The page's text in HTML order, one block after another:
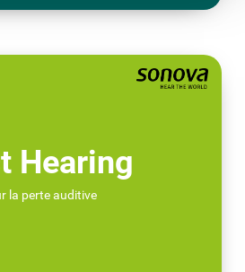
Hearing
la perte auditive